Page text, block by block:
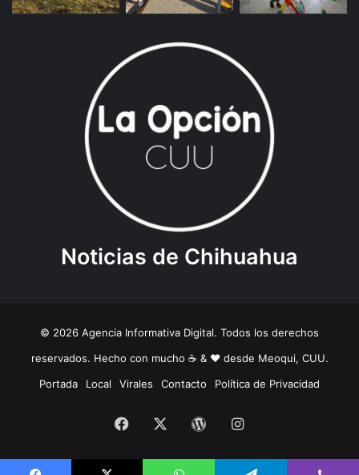
Noticias de Chihuahua
© 2026 Agencia Informativa Digital. Todos los derechos
reservados. Hecho con mucho ☕️ & ❤️ desde Meoqui, CUU.
Portada
Local Virales Contacto Política de Privacidad
Facebook WordPressInstagram